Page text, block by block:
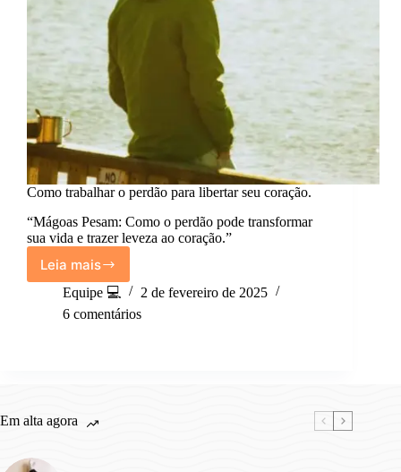
Como trabalhar o perdão para libertar seu coração.
“Mágoas Pesam: Como o perdão pode transformar
sua vida e trazer leveza ao coração.”
Leia mais
Como
trabalhar
o
perdão
Equipe 💻
2 de fevereiro de 2025
6 comentários
Em alta agora